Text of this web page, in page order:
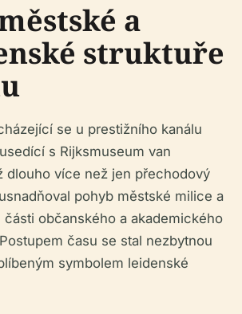
a
struktuře
se u prestižního kanálu
s Rijksmuseum van
dlouho více než jen přechodový
pohyb městské milice a
občanského a akademického
času se stal nezbytnou
symbolem leidenské